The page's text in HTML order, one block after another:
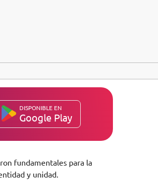
DISPONIBLE EN
Google Play
fundamentales para la
y unidad.